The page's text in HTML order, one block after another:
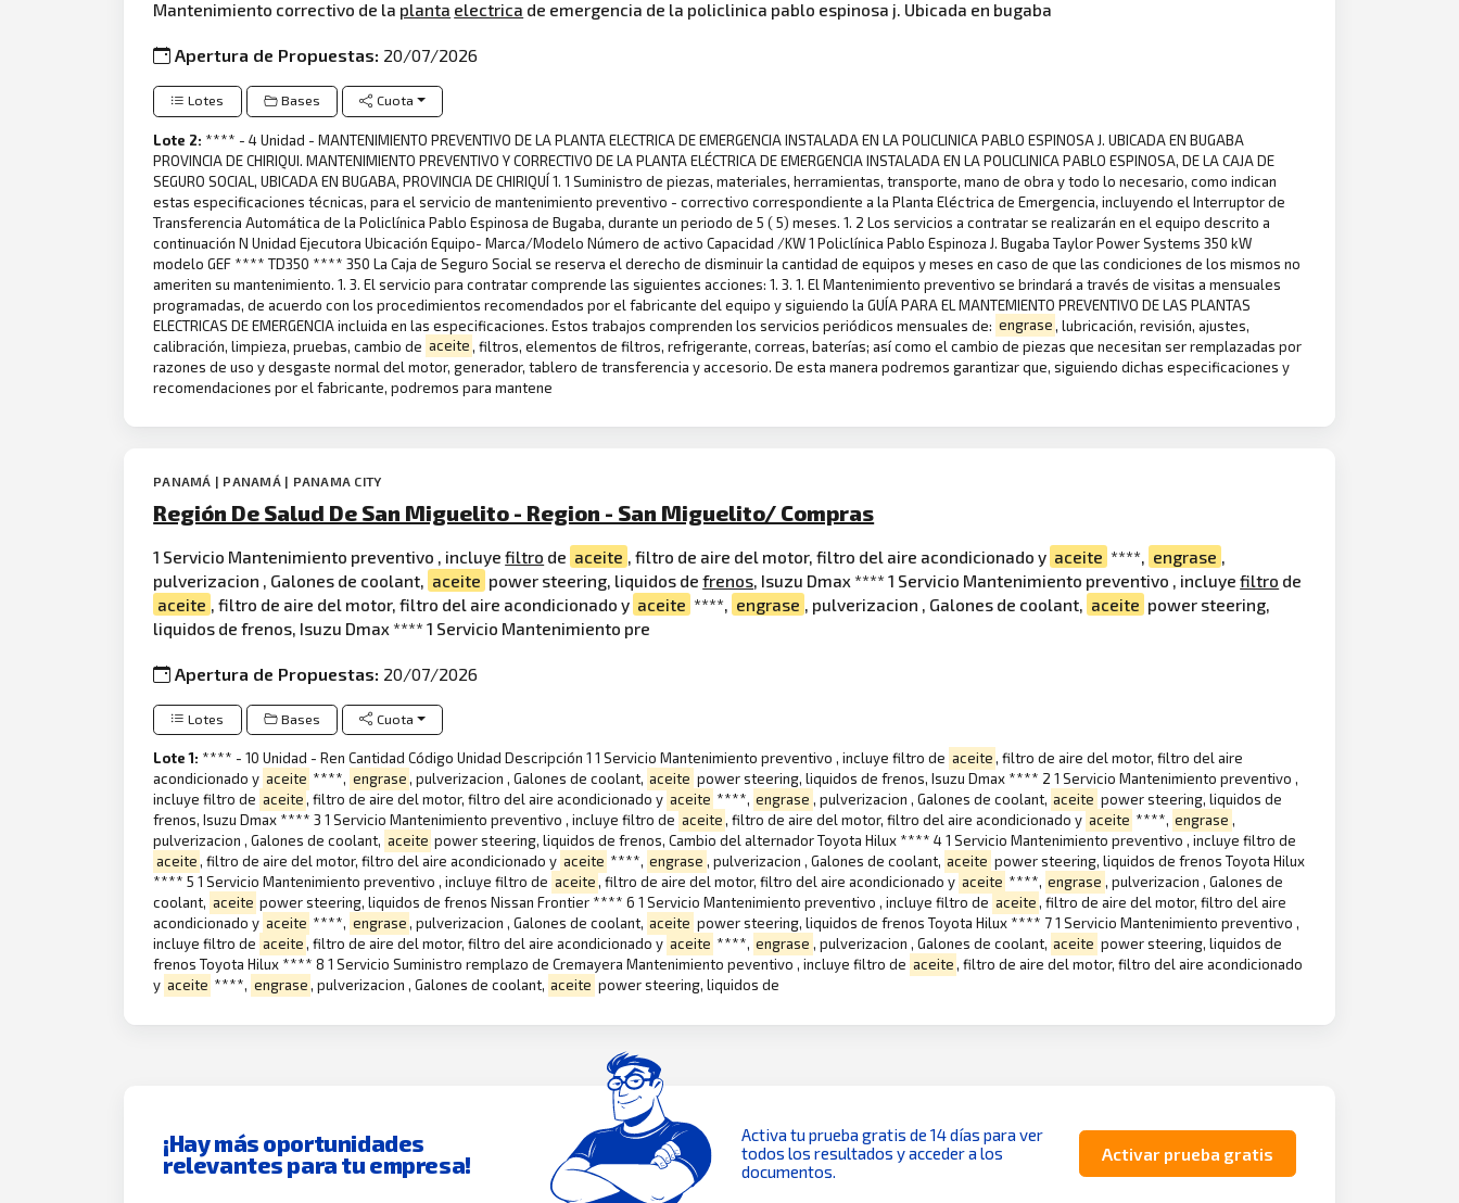
Mantenimiento correctivo de la planta electrica de emergencia de la policlinica pablo espinosa j. Ubicada en bugaba
Apertura de Propuestas: 20/07/2026
Lotes Bases Cuota
Lote 2: **** - 4 Unidad - MANTENIMIENTO PREVENTIVO DE LA PLANTA ELECTRICA DE EMERGENCIA INSTALADA EN LA POLICLINICA PABLO ESPINOSA J. UBICADA EN BUGABA
PROVINCIA DE CHIRIQUI. MANTENIMIENTO PREVENTIVO Y CORRECTIVO DE LA PLANTA ELÉCTRICA DE EMERGENCIA INSTALADA EN LA POLICLINICA PABLO ESPINOSA, DE LA CAJA DE
SEGURO SOCIAL, UBICADA EN BUGABA, PROVINCIA DE CHIRIQUÍ 1. 1 Suministro de piezas, materiales, herramientas, transporte, mano de obra y todo lo necesario, como indican
estas especificaciones técnicas, para el servicio de mantenimiento preventivo - correctivo correspondiente a la Planta Eléctrica de Emergencia, incluyendo el Interruptor de
Transferencia Automática de la Policlínica Pablo Espinosa de Bugaba, durante un periodo de 5 ( 5) meses. 1. 2 Los servicios a contratar se realizarán en el equipo descrito a
continuación N Unidad Ejecutora Ubicación Equipo- Marca/Modelo Número de activo Capacidad /KW 1 Policlínica Pablo Espinoza J. Bugaba Taylor Power Systems 350 kW
modelo GEF **** TD350 **** 350 La Caja de Seguro Social se reserva el derecho de disminuir la cantidad de equipos y meses en caso de que las condiciones de los mismos no
ameriten su mantenimiento. 1. 3. El servicio para contratar comprende las siguientes acciones: 1. 3. 1. El Mantenimiento preventivo se brindará a través de visitas a mensuales
programadas, de acuerdo con los procedimientos recomendados por el fabricante del equipo y siguiendo la GUÍA PARA EL MANTEMIENTO PREVENTIVO DE LAS PLANTAS
ELECTRICAS DE EMERGENCIA incluida en las especificaciones. Estos trabajos comprenden los servicios periódicos mensuales de: engrase, lubricación, revisión, ajustes,
calibración, limpieza, pruebas, cambio de aceite, filtros, elementos de filtros, refrigerante, correas, baterías; así como el cambio de piezas que necesitan ser remplazadas por
razones de uso y desgaste normal del motor, generador, tablero de transferencia y accesorio. De esta manera podremos garantizar que, siguiendo dichas especificaciones y
recomendaciones por el fabricante, podremos para mantene
PANAMÁ | PANAMÁ | PANAMA CITY
Región De Salud De San Miguelito - Region - San Miguelito/ Compras
1 Servicio Mantenimiento preventivo , incluyefiltro de aceite , filtro de aire del motor, filtro del aire acondicionado y aceite ****, engrase ,
pulverizacion , Galones de coolant, aceite power steering, liquidos defrenos, Isuzu Dmax **** 1 Servicio Mantenimiento preventivo , incluyefiltro de
aceite , filtro de aire del motor, filtro del aire acondicionado y aceite ****, engrase , pulverizacion , Galones de coolant, aceite power steering,
liquidos de frenos, Isuzu Dmax **** 1 Servicio Mantenimiento pre
Apertura de Propuestas: 20/07/2026
Lotes Bases Cuota
Lote 1: **** - 10 Unidad - Ren Cantidad Código Unidad Descripción 1 1 Servicio Mantenimiento preventivo , incluye filtro de aceite, filtro de aire del motor, filtro del aire
acondicionado y aceite ****, engrase, pulverizacion , Galones de coolant, aceite power steering, liquidos de frenos, Isuzu Dmax **** 2 1 Servicio Mantenimiento preventivo ,
incluye filtro de aceite, filtro de aire del motor, filtro del aire acondicionado y aceite ****, engrase , pulverizacion , Galones de coolant, aceite power steering, liquidos de
frenos, Isuzu Dmax **** 3 1 Servicio Mantenimiento preventivo , incluye filtro de aceite, filtro de aire del motor, filtro del aire acondicionado y aceite ****, engrase ,
pulverizacion , Galones de coolant, aceite power steering, liquidos de frenos, Cambio del alternador Toyota Hilux **** 4 1 Servicio Mantenimiento preventivo , incluye filtro de
aceite, filtro de aire del motor, filtro del aire acondicionado y aceite ****, engrase , pulverizacion , Galones de coolant, aceite power steering, liquidos de frenos Toyota Hilux
**** 5 1 Servicio Mantenimiento preventivo , incluye filtro de aceite, filtro de aire del motor, filtro del aire acondicionado y aceite ****, engrase , pulverizacion , Galones de
coolant, aceite power steering, liquidos de frenos Nissan Frontier **** 6 1 Servicio Mantenimiento preventivo , incluye filtro de aceite, filtro de aire del motor, filtro del aire
acondicionado y aceite ****, engrase, pulverizacion , Galones de coolant, aceite power steering, liquidos de frenos Toyota Hilux **** 7 1 Servicio Mantenimiento preventivo ,
incluye filtro de aceite, filtro de aire del motor, filtro del aire acondicionado y aceite ****, engrase , pulverizacion , Galones de coolant, aceite power steering, liquidos de
frenos Toyota Hilux **** 8 1 Servicio Suministro remplazo de Cremayera Mantenimiento peventivo , incluye filtro de aceite, filtro de aire del motor, filtro del aire acondicionado
y aceite ****, engrase, pulverizacion , Galones de coolant, aceite power steering, liquidos de
¡Hay más oportunidades
relevantes para tu empresa!
Activa tu prueba gratis de 14 días para ver
todos los resultados y acceder a los
documentos.
Activar prueba gratis